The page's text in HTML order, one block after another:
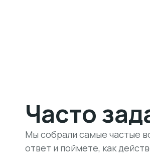
Часто
Мы собрали самые частые
ответ и поймете, как